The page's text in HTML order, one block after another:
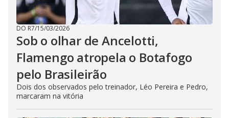
DO R7/15/03/2026
Sob o olhar de Ancelotti,
Flamengo atropela o Botafogo
pelo Brasileirão
Dois dos observados pelo treinador, Léo Pereira e Pedro,
marcaram na vitória